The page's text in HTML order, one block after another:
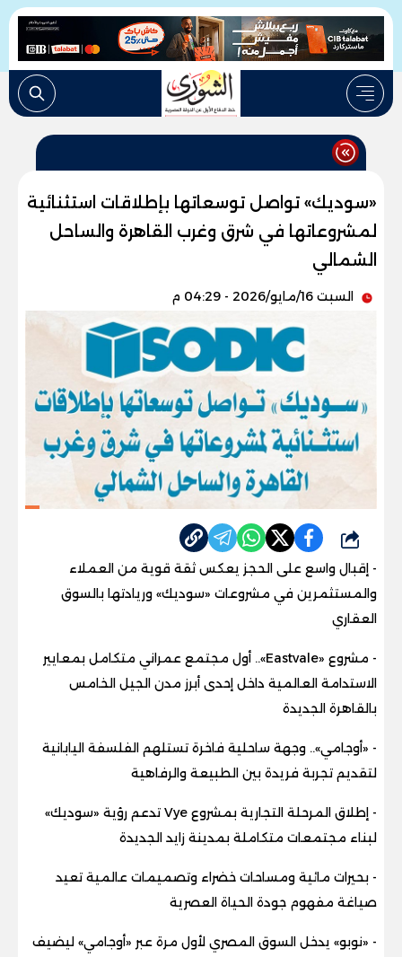
«سوديك» تواصل توسعاتها بإطلاقات استثنائية
لمشروعاتها في شرق وغرب القاهرة والساحل
الشمالي
السبت 16/مايو/2026 - 04:29 م
شارك
- إقبال واسع على الحجز يعكس ثقة قوية من العملاء
والمستثمرين في مشروعات «سوديك» وريادتها بالسوق
العقاري
- مشروع «Eastvale».. أول مجتمع عمراني متكامل بمعايير
الاستدامة العالمية داخل إحدى أبرز مدن الجيل الخامس
بالقاهرة الجديدة
- «أوجامي».. وجهة ساحلية فاخرة تستلهم الفلسفة اليابانية
لتقديم تجربة فريدة بين الطبيعة والرفاهية
- إطلاق المرحلة التجارية بمشروع Vye تدعم رؤية «سوديك»
لبناء مجتمعات متكاملة بمدينة زايد الجديدة
- بحيرات مائية ومساحات خضراء وتصميمات عالمية تعيد
صياغة مفهوم جودة الحياة العصرية
- «نوبو» يدخل السوق المصري لأول مرة عبر «أوجامي» ليضيف